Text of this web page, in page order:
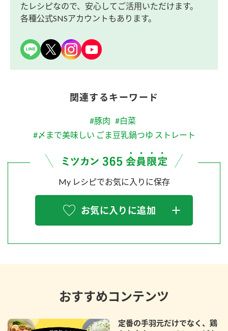
たレシピなので、安心してご活用いただけます。
各種公式SNSアカウントもあります。
関連するキーワード
#豚肉 #白菜
#〆まで美味しい ごま豆乳鍋つゆ ストレート
My レシピでお気に入りに保存
お気に入りに追加
おすすめコンテンツ
定番の手羽元だけでなく、鶏